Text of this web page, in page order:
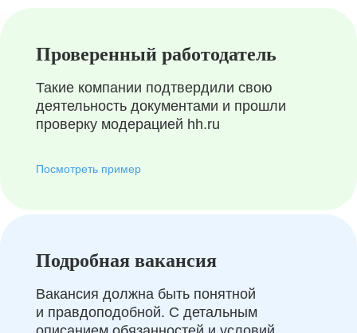
Проверенный работодатель
Такие компании подтвердили свою
деятельность документами и прошли
проверку модерацией hh.ru
Посмотреть пример
Подробная вакансия
Вакансия должна быть понятной
и правдоподобной. С детальным